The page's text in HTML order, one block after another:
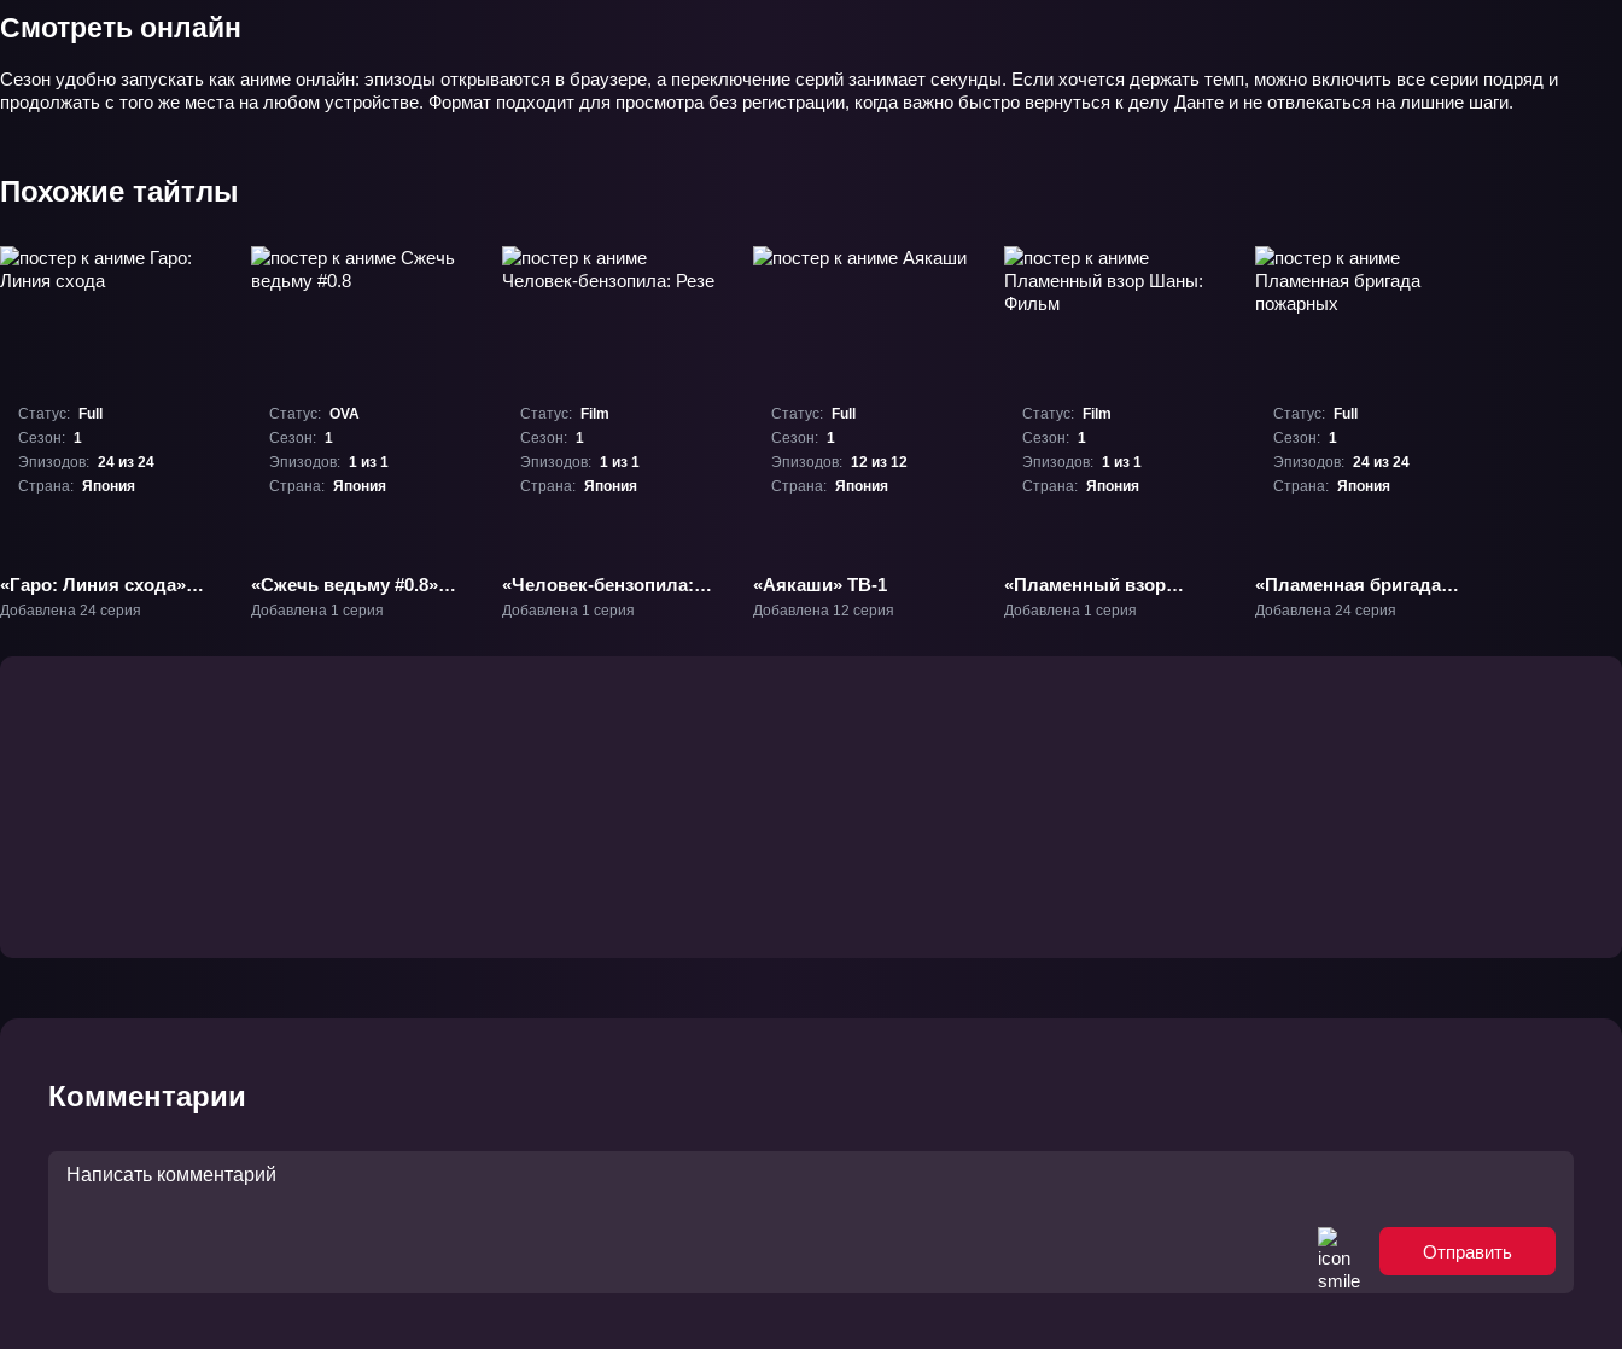
Смотреть онлайн
Сезон удобно запускать как аниме онлайн: эпизоды открываются в браузере, а переключение серий занимает секунды. Если хочется держать темп, можно включить все серии подряд и
продолжать с того же места на любом устройстве. Формат подходит для просмотра без регистрации, когда важно быстро вернуться к делу Данте и не отвлекаться на лишние шаги.
Похожие тайтлы
Статус:
Full
Сезон: 1
Эпизодов: 24 из 24
Страна: Япония
«Гаро: Линия схода»
ТВ-1
Добавлена 24 серия
Статус: OVA
Сезон: 1
Эпизодов: 1 из 1
Страна: Япония
«Сжечь ведьму #0.8»
ОВА-1
Добавлена 1 серия
Статус:
Film
Сезон: 1
Эпизодов: 1 из 1
Страна: Япония
«Человек-бензопила:
Резе» Фильм-1
Добавлена 1 серия
Статус:
Full
Сезон: 1
Эпизодов: 12 из 12
Страна: Япония
«Аякаши» ТВ-1
Добавлена 12 серия
Статус:
Film
Сезон: 1
Эпизодов: 1 из 1
Страна: Япония
«Пламенный взор
Шаны: Фильм»
Добавлена 1 серия
Статус:
Full
Сезон: 1
Эпизодов: 24 из 24
Страна: Япония
«Пламенная бригада
пожарных» ТВ-1
Добавлена 24 серия
Комментарии
Отправить